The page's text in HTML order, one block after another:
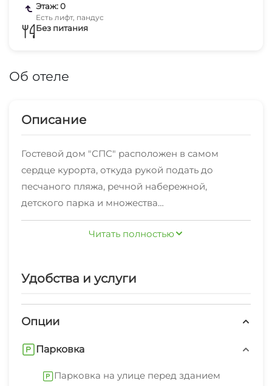
Этаж: 0
Есть лифт, пандус
Без питания
Об отеле
Описание
Гостевой дом "СПС" расположен в самом
сердце курорта, откуда рукой подать до
песчаного пляжа, речной набережной,
детского парка и множества
достопримечательностей города Анапа. В
пешей доступности автовокзал, продуктовый и
для себя занятие по вкусу — будь то посещение
тенистым аллеям. Так же на территории парка
катамаранов и лодок для катания по реке.В
— самая популярная улица для пеших
Читать полностью
Удобства и услуги
Опции
Парковка
Парковка на улице перед зданием